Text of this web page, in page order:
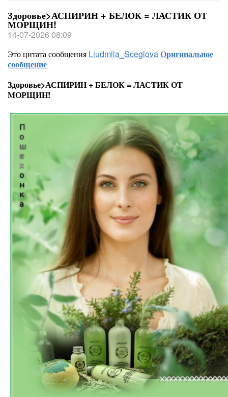
Здоровье>АСПИРИН + БЕЛОК = ЛАСТИК ОТ
МОРЩИН!
14-07-2026 08:09
Это цитата сообщения Liudmila_SceglovaОригинальное
сообщение
Здоровье>АСПИРИН + БЕЛОК = ЛАСТИК ОТ
МОРЩИН!